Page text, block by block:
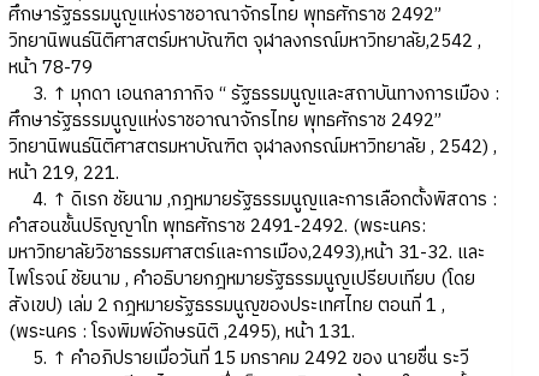
ศึกษารัฐธรรมนูญแห่งราชอาณาจักรไทย พุทธศักราช 2492”
วิทยานิพนธ์นิติศาสตร์มหาบัณฑิต จุฬาลงกรณ์มหาวิทยาลัย,2542 ,
หน้า 78-79
3. ↑ มุกดา เอนกลาภากิจ “ รัฐธรรมนูญและสถาบันทางการเมือง :
ศึกษารัฐธรรมนูญแห่งราชอาณาจักรไทย พุทธศักราช 2492”
วิทยานิพนธ์นิติศาสตรมหาบัณฑิต จุฬาลงกรณ์มหาวิทยาลัย , 2542) ,
หน้า 219, 221.
4. ↑ ดิเรก ชัยนาม ,กฎหมายรัฐธรรมนูญและการเลือกตั้งพิสดาร :
คำสอนชั้นปริญญาโท พุทธศักราช 2491-2492. (พระนคร:
มหาวิทยาลัยวิชาธรรมศาสตร์และการเมือง,2493),หน้า 31-32. และ
ไพโรจน์ ชัยนาม , คำอธิบายกฎหมายรัฐธรรมนูญเปรียบเทียบ (โดย
สังเขป) เล่ม 2 กฎหมายรัฐธรรมนูญของประเทศไทย ตอนที่ 1 ,
(พระนคร : โรงพิมพ์อักษรนิติ ,2495), หน้า 131.
5. ↑ คำอภิปรายเมื่อวันที่ 15 มกราคม 2492 ของ นายชื่น ระวี